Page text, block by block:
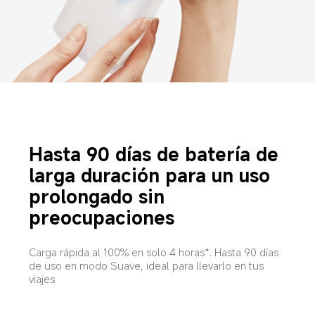
Hasta 90 días de batería de
larga duración para un uso
prolongado sin
preocupaciones
Carga rápida al 100% en solo 4 horas*. Hasta 90 días
de uso en modo Suave, ideal para llevarlo en tus
viajes